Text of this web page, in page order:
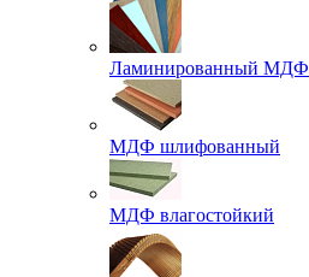
Ламинированный МДФ
МДФ шлифованный
МДФ влагостойкий